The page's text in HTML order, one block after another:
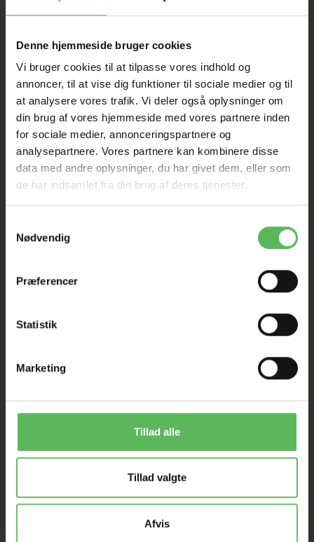
Denne hjemmeside bruger cookies
Vi bruger cookies til at tilpasse vores indhold og
annoncer, til at vise dig funktioner til sociale medier og til
at analysere vores trafik. Vi deler også oplysninger om
din brug af vores hjemmeside med vores partnere inden
for sociale medier, annonceringspartnere og
analysepartnere. Vores partnere kan kombinere disse
data med andre oplysninger, du har givet dem, eller som
de har indsamlet fra din brug af deres tjenester.
Nødvendig
Præferencer
Statistik
Marketing
Tillad alle
Tillad valgte
Afvis
ANDRE KØBTE OGSÅ
-12%
Du sparer:4,68 DKK
-12%
EGERN MED CATNIP
45,00 DKK
Du sparer:5,40 DKK
LÆG I KURV